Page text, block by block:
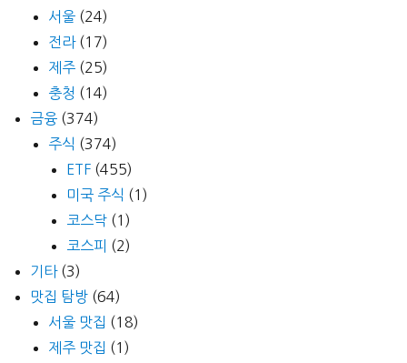
서울 (24)
전라(17)
제주 (25)
충청 (14)
금융 (374)
주식 (374)
ETF (455)
미국 주식 (1)
코스닥 (1)
코스피 (2)
기타(3)
맛집 탐방 (64)
서울 맛집 (18)
제주 맛집 (1)